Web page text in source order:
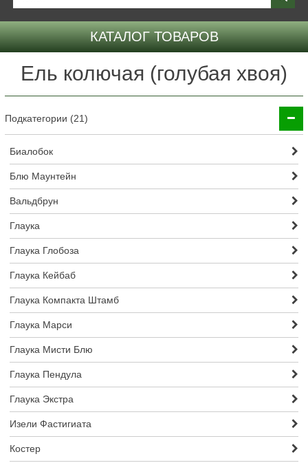
КАТАЛОГ ТОВАРОВ
Ель колючая (голубая хвоя)
Подкатегории (21)
Биалобок
Блю Маунтейн
Вальдбрун
Глаука
Глаука Глобоза
Глаука Кейбаб
Глаука Компакта Штамб
Глаука Марси
Глаука Мисти Блю
Глаука Пендула
Глаука Экстра
Изели Фастигиата
Костер